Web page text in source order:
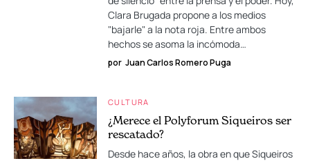
Clara Brugada propone a los medios
"bajarle" a la nota roja. Entre ambos
hechos se asoma la incómoda…
por Juan Carlos Romero Puga
CULTURA
¿Merece el Polyforum Siqueiros ser
rescatado?
Desde hace años, la obra en que Siqueiros